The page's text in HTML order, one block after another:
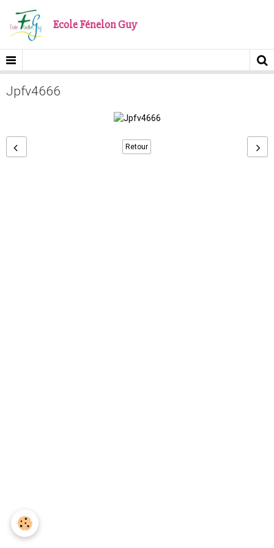
Ecole Fénelon Guy
Jpfv4666
Retour